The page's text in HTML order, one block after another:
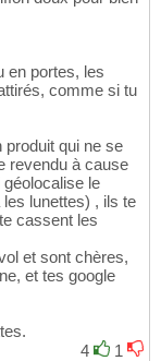
en portes, les
comme si tu
qui ne se
revendu à cause
le
lunettes) , ils te
cassent les
et sont chères,
et tes google
4
1